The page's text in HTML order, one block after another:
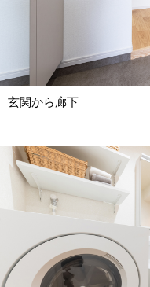
玄関から廊下